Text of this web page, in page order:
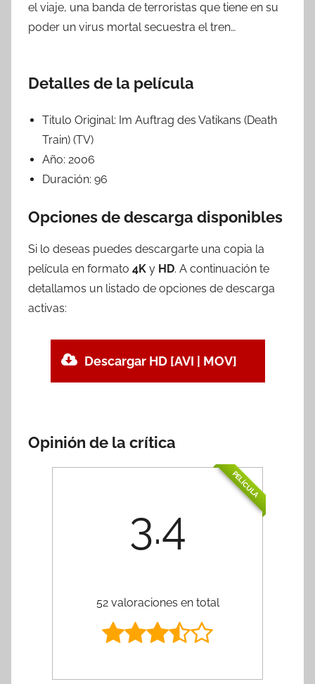
el viaje, una banda de terroristas que tiene en su
poder un virus mortal secuestra el tren…
Detalles de la película
Titulo Original: Im Auftrag des Vatikans (Death
Train) (TV)
Año: 2006
Duración: 96
Opciones de descarga disponibles
Si lo deseas puedes descargarte una copia la
película en formato 4K y HD. A continuación te
detallamos un listado de opciones de descarga
activas:
Descargar HD [AVI | MOV]
Opinión de la crítica
PELÍCULA
3.4
52 valoraciones en total